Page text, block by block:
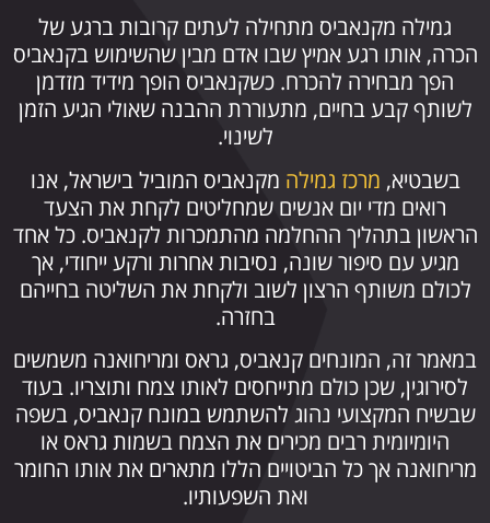
גמילה מקנאביס מתחילה לעתים קרובות ברגע של
הכרה, אותו רגע אמיץ שבו אדם מבין שהשימוש בקנאביס
הפך מבחירה להכרח. כשקנאביס הופך מידיד מזדמן
לשותף קבע בחיים, מתעוררת ההבנה שאולי הגיע הזמן
לשינוי.
בשבטיא, מרכז גמילה מקנאביס המוביל בישראל, אנו
רואים מדי יום אנשים שמחליטים לקחת את הצעד
הראשון בתהליך ההחלמה מהתמכרות לקנאביס. כל אחד
מגיע עם סיפור שונה, נסיבות אחרות ורקע ייחודי, אך
לכולם משותף הרצון לשוב ולקחת את השליטה בחייהם
בחזרה.
במאמר זה, המונחים קנאביס, גראס ומריחואנה משמשים
לסירוגין, שכן כולם מתייחסים לאותו צמח ותוצריו. בעוד
שבשיח המקצועי נהוג להשתמש במונח קנאביס, בשפה
היומיומית רבים מכירים את הצמח בשמות גראס או
מריחואנה אך כל הביטויים הללו מתארים את אותו החומר
ואת השפעותיו.